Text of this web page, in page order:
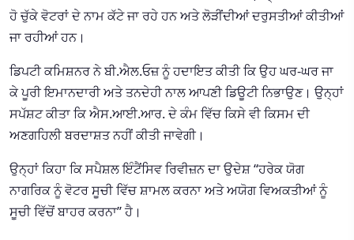
ਹੋ ਚੁੱਕੇ ਵੋਟਰਾਂ ਦੇ ਨਾਮ ਕੱਟੇ ਜਾ ਰਹੇ ਹਨ ਅਤੇ ਲੋੜੀਂਦੀਆਂ ਦਰੁਸਤੀਆਂ ਕੀਤੀਆਂ
ਜਾ ਰਹੀਆਂ ਹਨ।
ਡਿਪਟੀ ਕਮਿਸ਼ਨਰ ਨੇ ਬੀ.ਐਲ.ਓਜ਼ ਨੂੰ ਹਦਾਇਤ ਕੀਤੀ ਕਿ ਉਹ ਘਰ-ਘਰ ਜਾ
ਕੇ ਪੂਰੀ ਇਮਾਨਦਾਰੀ ਅਤੇ ਤਨਦੇਹੀ ਨਾਲ ਆਪਣੀ ਡਿਊਟੀ ਨਿਭਾਉਣ। ਉਨ੍ਹਾਂ
ਸਪੱਸ਼ਟ ਕੀਤਾ ਕਿ ਐਸ.ਆਈ.ਆਰ. ਦੇ ਕੰਮ ਵਿੱਚ ਕਿਸੇ ਵੀ ਕਿਸਮ ਦੀ
ਅਣਗਹਿਲੀ ਬਰਦਾਸ਼ਤ ਨਹੀਂ ਕੀਤੀ ਜਾਵੇਗੀ।
ਉਨ੍ਹਾਂ ਕਿਹਾ ਕਿ ਸਪੈਸ਼ਲ ਇੰਟੈਂਸਿਵ ਰਿਵੀਜ਼ਨ ਦਾ ਉਦੇਸ਼ “ਹਰੇਕ ਯੋਗ
ਨਾਗਰਿਕ ਨੂੰ ਵੋਟਰ ਸੂਚੀ ਵਿੱਚ ਸ਼ਾਮਲ ਕਰਨਾ ਅਤੇ ਅਯੋਗ ਵਿਅਕਤੀਆਂ ਨੂੰ
ਸੂਚੀ ਵਿੱਚੋਂ ਬਾਹਰ ਕਰਨਾ” ਹੈ।